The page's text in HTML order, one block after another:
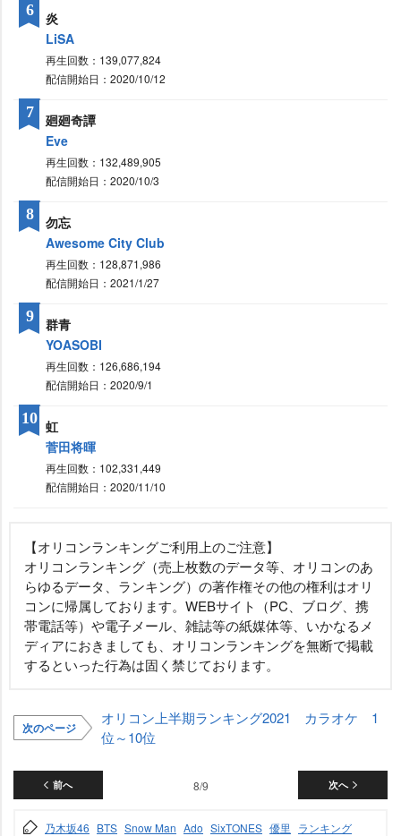
炎
LiSA
再生回数：139,077,824
配信開始日：2020/10/12
6
廻廻奇譚
Eve
再生回数：132,489,905
配信開始日：2020/10/3
7
勿忘
Awesome City Club
再生回数：128,871,986
配信開始日：2021/1/27
8
群青
YOASOBI
再生回数：126,686,194
配信開始日：2020/9/1
9
虹
菅田将暉
再生回数：102,331,449
配信開始日：2020/11/10
10
【オリコンランキングご利用上のご注意】
オリコンランキング（売上枚数のデータ等、オリコンのあ
らゆるデータ、ランキング）の著作権その他の権利はオリ
コンに帰属しております。WEBサイト（PC、ブログ、携
帯電話等）や電子メール、雑誌等の紙媒体等、いかなるメ
ディアにおきましても、オリコンランキングを無断で掲載
するといった行為は固く禁じております。
次のページ
オリコン上半期ランキング2021 カラオケ 1
位～10位
前へ 次へ
8/9
乃木坂46 BTS Snow Man Ado SixTONES 優里 ランキング